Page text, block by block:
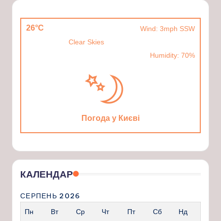
26°C
Wind: 3mph SSW
Clear Skies
Humidity: 70%
Погода у Києві
КАЛЕНДАР
СЕРПЕНЬ 2026
Пн
Вт Ср Чт Пт Сб Нд